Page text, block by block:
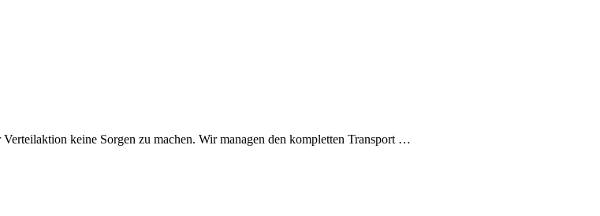
keine Sorgen zu machen. Wir managen den kompletten Transport …